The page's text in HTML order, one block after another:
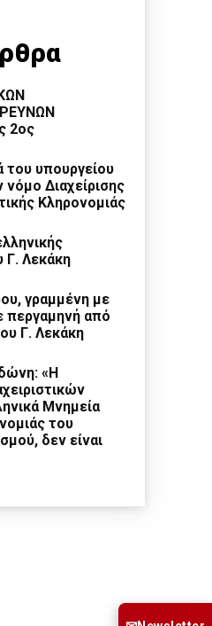
2ος
του υπουργείου
νόμο Διαχείρισης
Κληρονομιάς
Γ. Λεκάκη
γραμμένη με
περγαμηνή από
Γ. Λεκάκη
«Η
Μνημεία
του
δεν είναι